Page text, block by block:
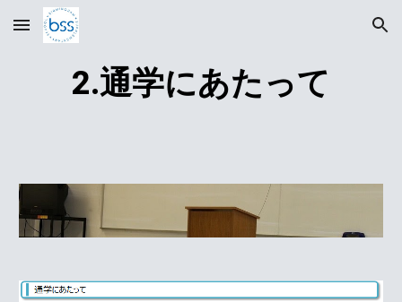
Skip to main content Skip to navigation
2.通学にあたって